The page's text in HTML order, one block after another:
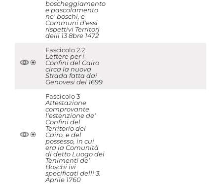
boscheggiamento
e pascolamento
ne' boschi, e
Communi d'essi
rispettivi Territorj
delli 13 8bre 1472
Fascicolo 2.2
Lettere per i
Confini del Cairo
circa la nuova
Strada fatta dai
Genovesi del 1699
Fascicolo 3
Attestazione
comprovante
l'estenzione de'
Confini del
Territorio del
Cairo, e del
possesso, in cui
era la Comunità
di detto Luogo dei
Tenimenti de'
Boschi ivi
specificati delli 3.
Aprile 1760